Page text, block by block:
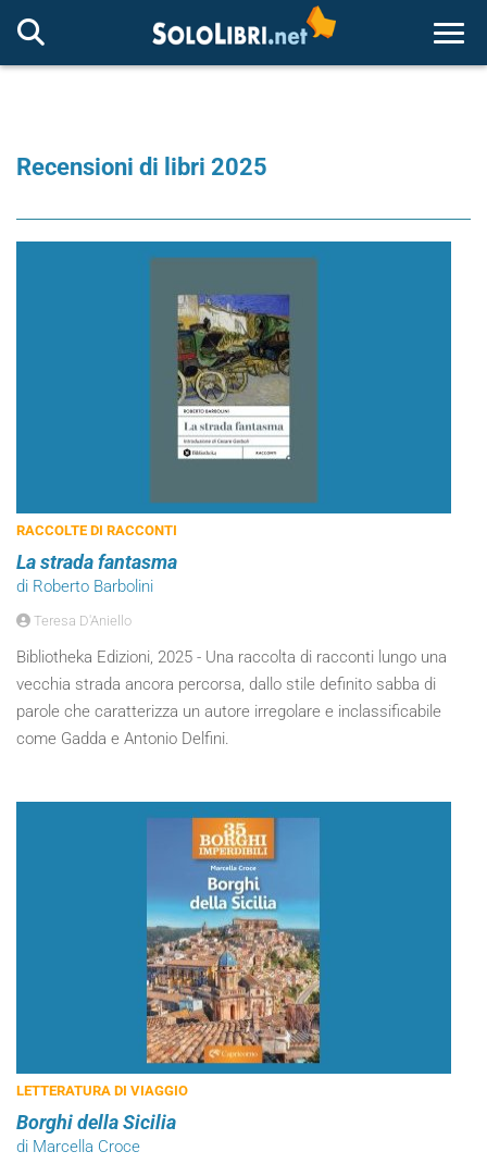
Recensioni di libri 2025
RACCOLTE DI RACCONTI
La strada fantasma
di Roberto Barbolini
Teresa D'Aniello
Bibliotheka Edizioni, 2025 - Una raccolta di racconti lungo una
vecchia strada ancora percorsa, dallo stile definito sabba di
parole che caratterizza un autore irregolare e inclassificabile
come Gadda e Antonio Delfini.
LETTERATURA DI VIAGGIO
Borghi della Sicilia
di Marcella Croce